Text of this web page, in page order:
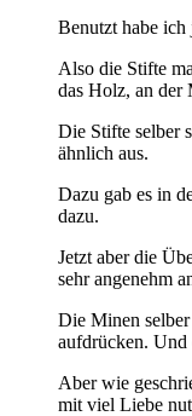
Benutzt habe
Also die Stifte
das Holz, an der
Die Stifte selber
ähnlich aus.
Dazu gab es in
dazu.
Jetzt aber die
sehr angenehm
Die Minen
aufdrücken. Und
Aber wie
mit viel Liebe